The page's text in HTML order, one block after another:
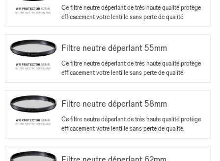
Ce filtre neutre déperlant de très haute qualité protège
efficacement votre lentille sans perte de qualité.
Filtre neutre déperlant 55mm
Ce filtre neutre déperlant de très haute qualité protège
efficacement votre lentille sans perte de qualité.
Filtre neutre déperlant 58mm
Ce filtre neutre déperlant de très haute qualité protège
efficacement votre lentille sans perte de qualité.